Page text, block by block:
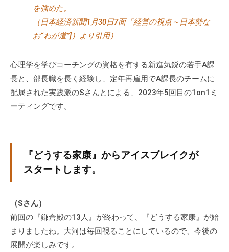
ク
テ
ィ
ブ
チ
成
エ
グ
ゼ
ク
を強めた。
（日本経済新聞1月30日7面「経営の視点～日本勢な
お“わが道”]）より引用）
心理学を学びコーチングの資格を有する新進気鋭の若手A課
長と、部長職を長く経験し、定年再雇用でA課長のチームに
配属された実践派のSさんとによる、2023年5回目の1on1ミ
ーティングです。
『どうする家康』からアイスブレイクが
スタートします。
（Sさん）
前回の『鎌倉殿の13人』が終わって、『どうする家康』が始
まりましたね。大河は毎回視ることにしているので、今後の
展開が楽しみです。